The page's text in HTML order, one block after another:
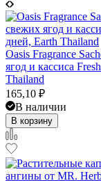
Oasis Fragrance
ягод и кассиса
Thailand
165,10 ₽
В наличии
В корзину